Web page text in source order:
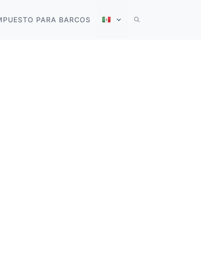
PARA BARCOS